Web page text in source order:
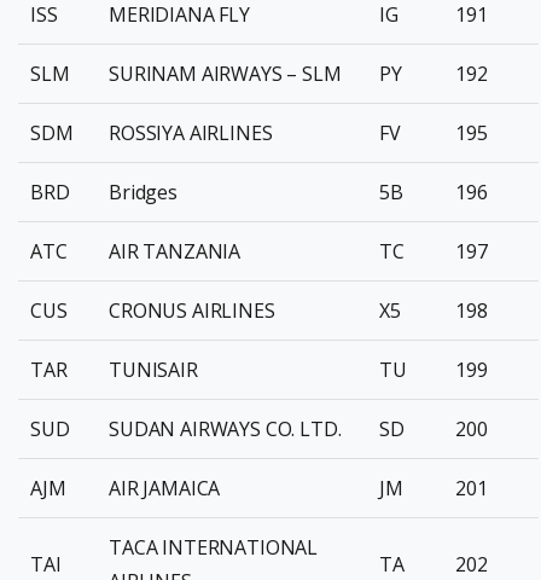
ISS MERIDIANA FLY IG 191
SLM SURINAM AIRWAYS – SLM PY 192
SDM ROSSIYA AIRLINES FV 195
BRD Bridges 5B 196
ATC AIR TANZANIA TC 197
CUS CRONUS AIRLINES X5 198
TAR TUNISAIR TU 199
SUD SUDAN AIRWAYS CO. LTD. SD 200
AJM AIR JAMAICA JM 201
TAI
TACA INTERNATIONAL
TA 202